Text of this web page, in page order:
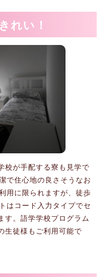
れい！
校が手配する寮も見学で
で住心地の良さそうなお
用に限られますが、徒歩
はコード入力タイプでセ
す。語学学校プログラム
生徒様もご利用可能で